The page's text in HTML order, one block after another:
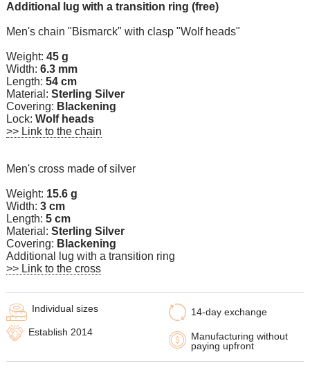
Additional lug with a transition ring (free)
Men's chain "Bismarck" with clasp "Wolf heads"
Weight: 45 g
Width: 6.3 mm
Length: 54 cm
Material: Sterling Silver
Covering: Blackening
Lock: Wolf heads
>> Link to the chain
Men's cross made of silver
Weight: 15.6 g
Width: 3 cm
Length: 5 cm
Material: Sterling Silver
Covering: Blackening
Additional lug with a transition ring
>> Link to the cross
14-day exchange
Manufacturing without
paying upfront
Individual sizes
Establish 2014